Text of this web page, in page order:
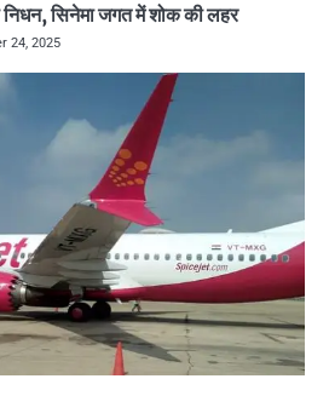
निधन, सिनेमा जगत में शोक की लहर
24, 2025